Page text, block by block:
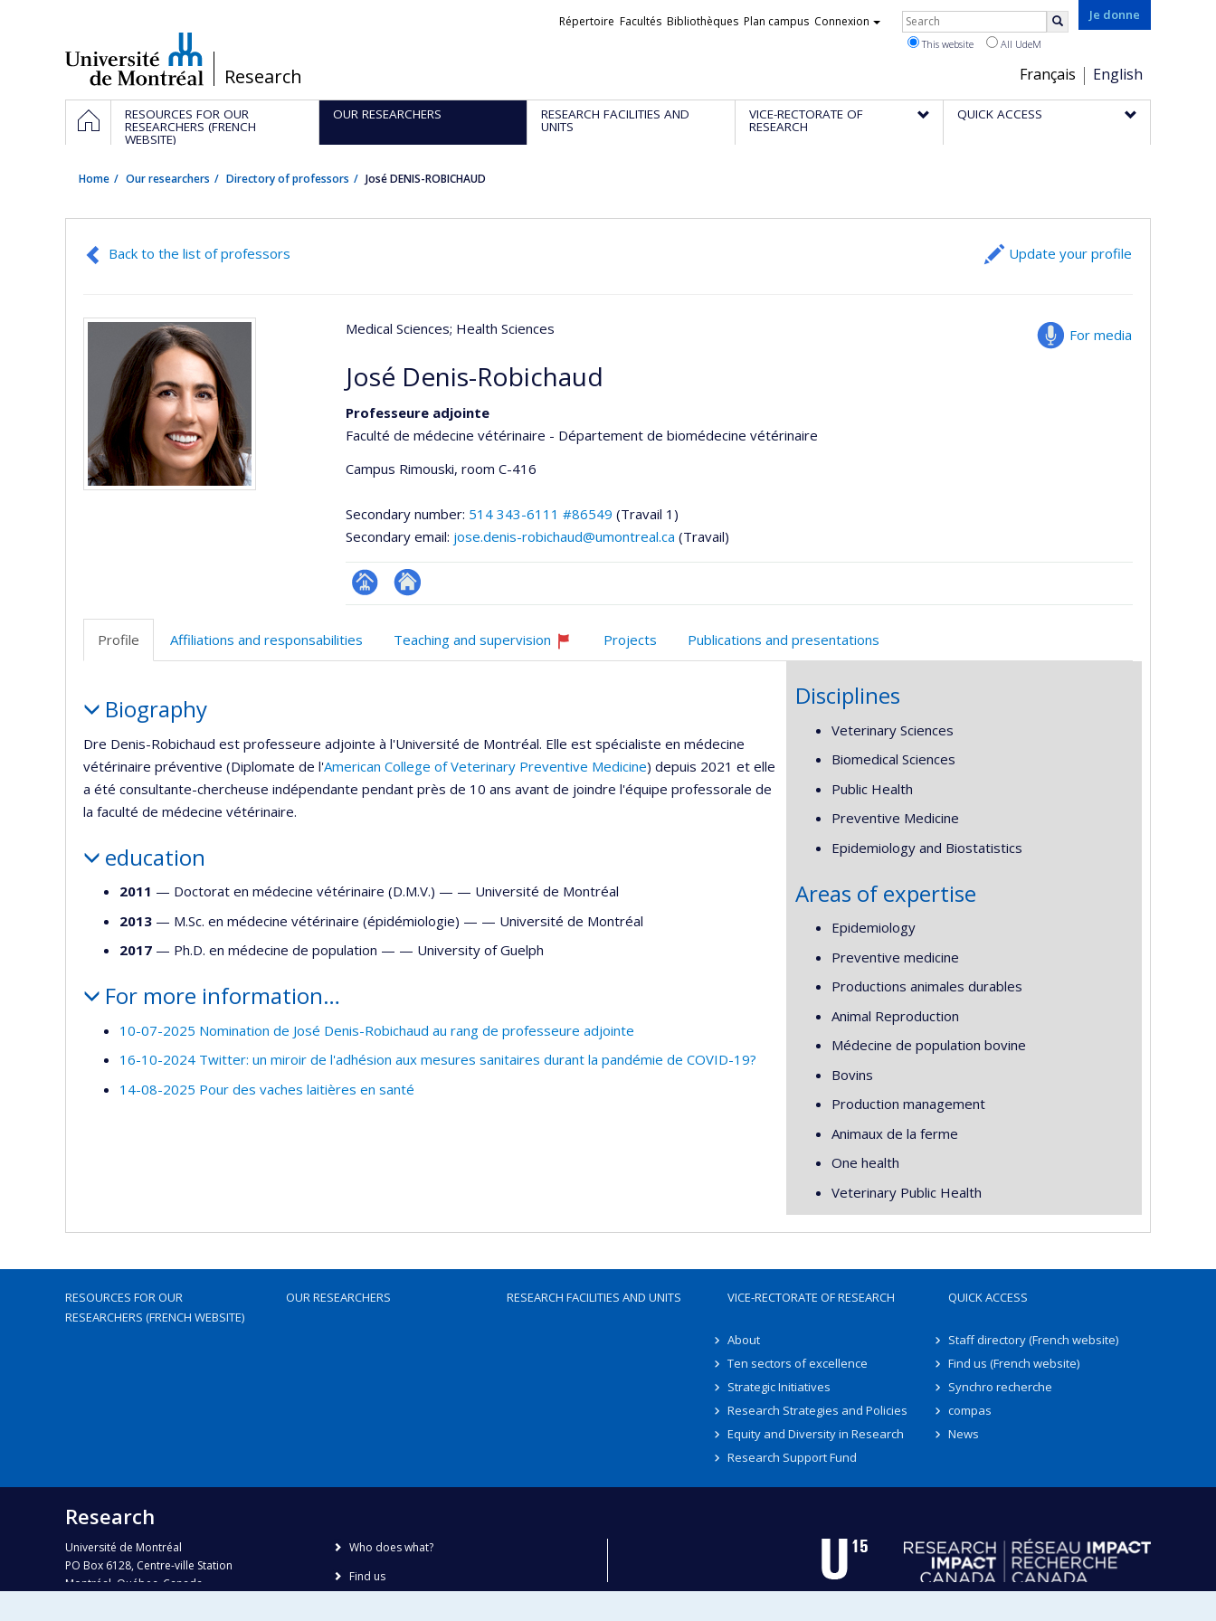
/Research
Je donne
Choix
de
la
Français English
Liens
Répertoire Facultés Bibliothèques Plan campus Connexion Rechercher
This website All UdeM
Navigation
principale
HOMERESOURCES FOR OUR
RESEARCHERS (FRENCH
WEBSITE)
OUR RESEARCHERS RESEARCH FACILITIES AND
UNITS
VICE-RECTORATE OF
RESEARCH
QUICK ACCESS
Home Our researchers Directory of professors José DENIS-ROBICHAUD
Back to the list of professors Update your profile
For media
Medical Sciences; Health Sciences
José Denis-Robichaud
Professeure adjointe
Faculté de médecine vétérinaire - Département de biomédecine vétérinaire
Campus Rimouski, room C-416
Secondary number: 514 343-6111 #86549 (Travail 1)
Secondary email: jose.denis-robichaud@umontreal.ca (Travail)
Page
(faculté,département,école)
Autre
Profile Affiliations and responsabilities
Teaching and supervision
Currently
Projects Publications and presentations
Biography
Dre Denis-Robichaud est professeure adjointe à l'Université de Montréal. Elle est spécialiste en médecine
vétérinaire préventive (Diplomate de l'American College of Veterinary Preventive Medicine) depuis 2021 et elle
a été consultante-chercheuse indépendante pendant près de 10 ans avant de joindre l'équipe professorale de
la faculté de médecine vétérinaire.
education
2011 — Doctorat en médecine vétérinaire (D.M.V.) — — Université de Montréal
2013 — M.Sc. en médecine vétérinaire (épidémiologie) — — Université de Montréal
2017 — Ph.D. en médecine de population — — University of Guelph
For more information…
10-07-2025 Nomination de José Denis-Robichaud au rang de professeure adjointe
16-10-2024 Twitter: un miroir de l'adhésion aux mesures sanitaires durant la pandémie de COVID-19?
14-08-2025 Pour des vaches laitières en santé
Disciplines
Veterinary Sciences
Biomedical Sciences
Public Health
Preventive Medicine
Epidemiology and Biostatistics
Areas of expertise
Epidemiology
Preventive medicine
Productions animales durables
Animal Reproduction
Médecine de population bovine
Bovins
Production management
Animaux de la ferme
One health
Veterinary Public Health
RESOURCES FOR OUR
RESEARCHERS (FRENCH WEBSITE)
OUR RESEARCHERS RESEARCH FACILITIES AND UNITS VICE-RECTORATE OF RESEARCH
About
Ten sectors of excellence
Strategic Initiatives
Research Strategies and Policies
Equity and Diversity in Research
Research Support Fund
QUICK ACCESS
Staff directory (French website)
Find us (French website)
Synchro recherche
compas
News
Research
Université de Montréal
PO Box 6128, Centre-ville Station
Montréal, Québec, Canada
Who does what?
Find us